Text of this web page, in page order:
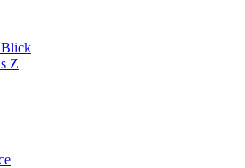
Blick
Z